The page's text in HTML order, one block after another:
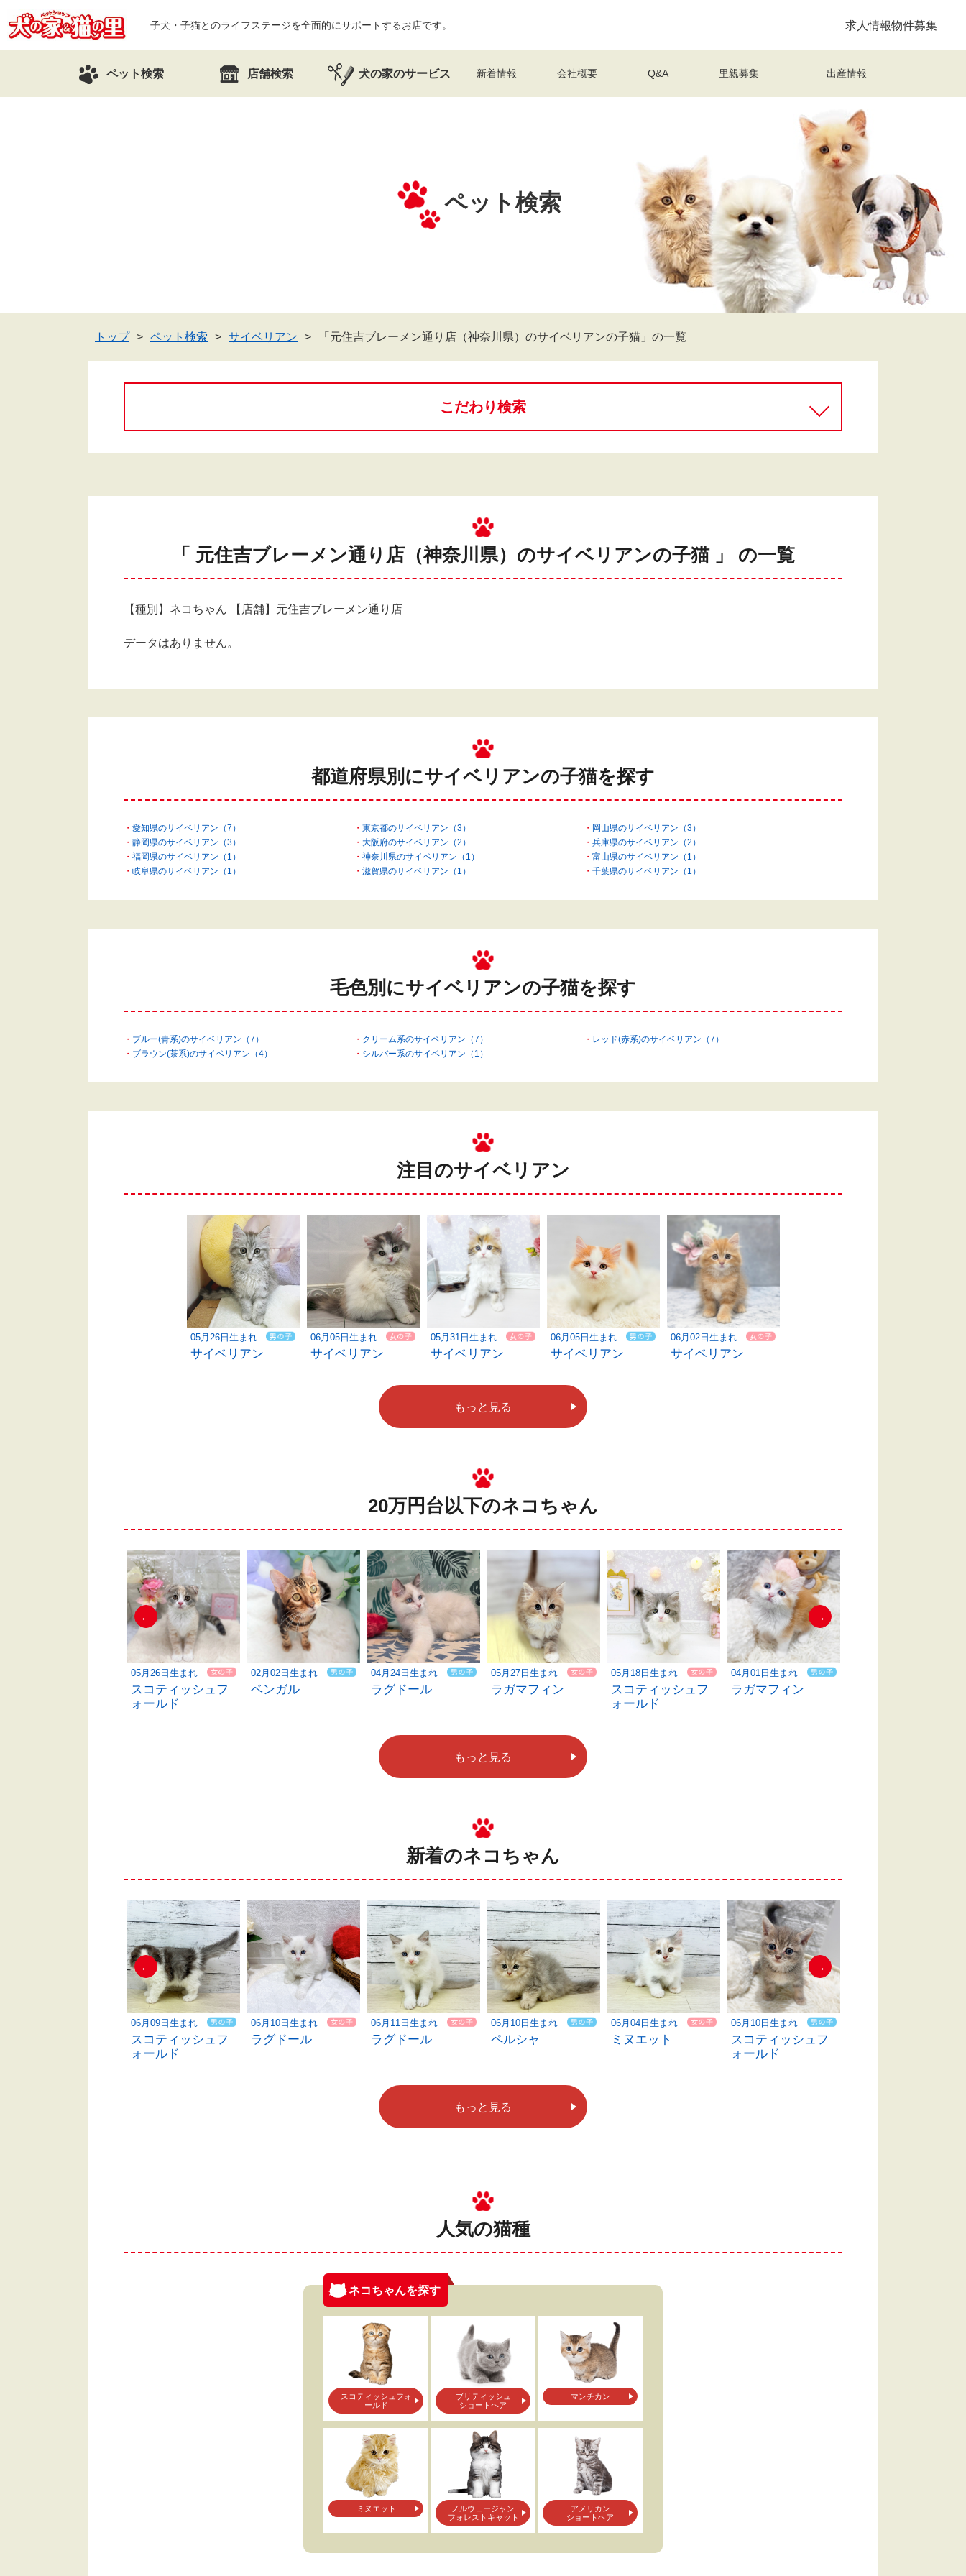
子犬・子猫とのライフステージを全面的にサポートするお店です。 求人情報物件募集
ペット検索 店舗検索 犬の家のサービス 新着情報 会社概要 Q&A 里親募集 出産情報
ペット検索
トップ ペット検索 サイベリアン 「元住吉ブレーメン通り店（神奈川県）のサイベリアンの子猫」の一覧
こだわり検索
「 元住吉ブレーメン通り店（神奈川県）のサイベリアンの子猫 」 の一覧
【種別】ネコちゃん 【店舗】元住吉ブレーメン通り店
データはありません。
都道府県別にサイベリアンの子猫を探す
愛知県のサイベリアン（7） 東京都のサイベリアン（3）
岡山県のサイベリアン（3）
静岡県のサイベリアン（3）
大阪府のサイベリアン（2）
兵庫県のサイベリアン（2）
福岡県のサイベリアン（1）
神奈川県のサイベリアン（1）
富山県のサイベリアン（1）
岐阜県のサイベリアン（1）
滋賀県のサイベリアン（1） 千葉県のサイベリアン（1）
毛色別にサイベリアンの子猫を探す
ブルー(青系)のサイベリアン（7） クリーム系のサイベリアン（7）
レッド(赤系)のサイベリアン（7）
ブラウン(茶系)のサイベリアン（4）
シルバー系のサイベリアン（1）
注目のサイベリアン
05月26日生まれ
サイベリアン
06月05日生まれ
サイベリアン
05月31日生まれ
サイベリアン
06月05日生まれ
サイベリアン
06月02日生まれ
サイベリアン
もっと見る
20万円台以下のネコちゃん
←
05月26日生まれ
スコティッシュフ
ォールド
02月02日生まれ
ベンガル
04月24日生まれ
ラグドール
05月27日生まれ
ラガマフィン
05月18日生まれ
スコティッシュフ
ォールド
04月01日生まれ
ラガマフィン
→
もっと見る
新着のネコちゃん
←
06月09日生まれ
スコティッシュフ
ォールド
06月10日生まれ
ラグドール
06月11日生まれ
ラグドール
06月10日生まれ
ペルシャ
06月04日生まれ
ミヌエット
06月10日生まれ
スコティッシュフ
ォールド
→
もっと見る
人気の猫種
ネコちゃんを探す
スコティッシュフォ
ールド
ブリティッシュ
ショートヘア
マンチカン
ミヌエット
ノルウェージャン
フォレストキャット
アメリカン
ショートヘア